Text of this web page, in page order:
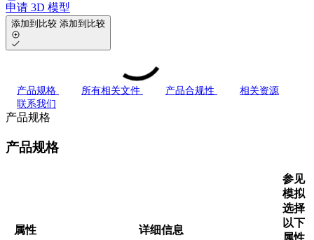
申请 3D 模型
添加到比较 添加到比较
产品规格 所有相关文件 产品合规性
相关资源
联系我们
产品规格
产品规格
属性 详细信息
参见
模拟
选择
以下
属性